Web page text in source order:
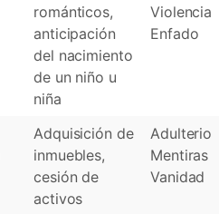
románticos,
anticipación
del nacimiento
de un niño u
niña
Violencia
Enfado
Adquisición de
inmuebles,
cesión de
activos
Adulterio
Mentiras
Vanidad